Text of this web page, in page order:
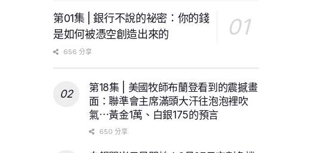
第01集 | 銀行不說的祕密：你的錢
是如何被憑空創造出來的
656 分享
第18集 | 美國牧師布蘭登看到的震撼畫
面：聯準會主席滿頭大汗往泡泡裡吹
氣⋯黃金1萬、白銀175的預言
650 分享